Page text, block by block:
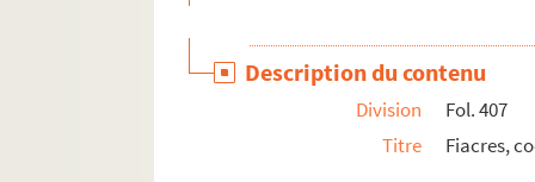
Description du contenu
Division
Fol. 407
Titre
Fiacres,